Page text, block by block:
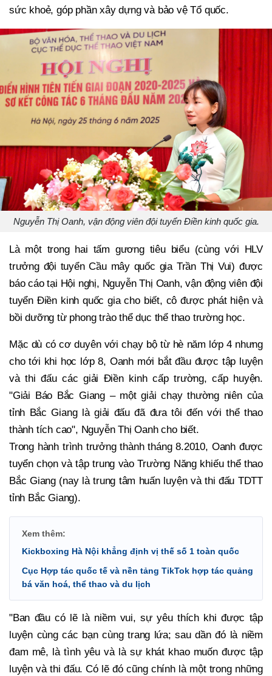
sức khoẻ, góp phần xây dựng và bảo vệ Tổ quốc.
Nguyễn Thị Oanh, vận động viên đội tuyển Điền kinh quốc gia.
Là một trong hai tấm gương tiêu biểu (cùng với HLV
trưởng đội tuyển Cầu mây quốc gia Trần Thị Vui) được
báo cáo tại Hội nghị, Nguyễn Thị Oanh, vận động viên đội
tuyển Điền kinh quốc gia cho biết, cô được phát hiện và
bồi dưỡng từ phong trào thể dục thể thao trường học.
Mặc dù có cơ duyên với chạy bộ từ hè năm lớp 4 nhưng
cho tới khi học lớp 8, Oanh mới bắt đầu được tập luyện
và thi đấu các giải Điền kinh cấp trường, cấp huyện.
"Giải Báo Bắc Giang – một giải chạy thường niên của
tỉnh Bắc Giang là giải đấu đã đưa tôi đến với thể thao
thành tích cao", Nguyễn Thị Oanh cho biết.
Trong hành trình trưởng thành tháng 8.2010, Oanh được
tuyển chọn và tập trung vào Trường Năng khiếu thể thao
Bắc Giang (nay là trung tâm huấn luyện và thi đấu TDTT
tỉnh Bắc Giang).
Xem thêm:
Kickboxing Hà Nội khẳng định vị thế số 1 toàn quốc
Cục Hợp tác quốc tế và nền tảng TikTok hợp tác quảng
bá văn hoá, thể thao và du lịch
"Ban đầu có lẽ là niềm vui, sự yêu thích khi được tập
luyện cùng các bạn cùng trang lứa; sau dần đó là niềm
đam mê, là tình yêu và là sự khát khao muốn được tập
luyện và thi đấu. Có lẽ đó cũng chính là một trong những